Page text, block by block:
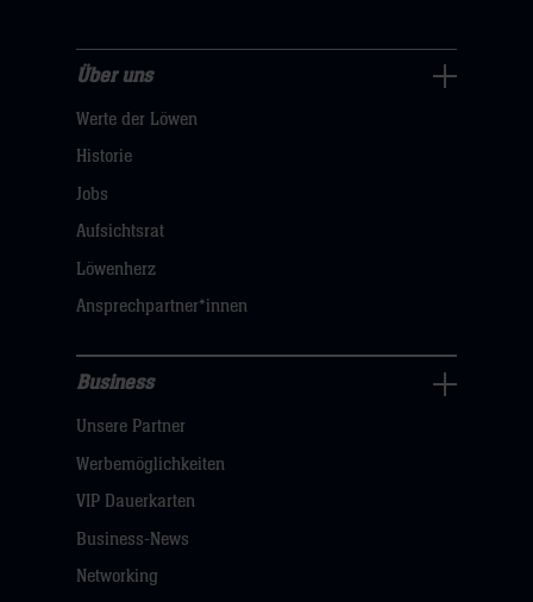
uns
Navigation
öffnen,
dann
hier
Über uns
Werte der Löwen
Historie
Jobs
Aufsichtsrat
Löwenherz
Ansprechpartner*innen
Navigation
öffnen,
dann
Business
Unsere Partner
Werbemöglichkeiten
VIP Dauerkarten
Business-News
Networking